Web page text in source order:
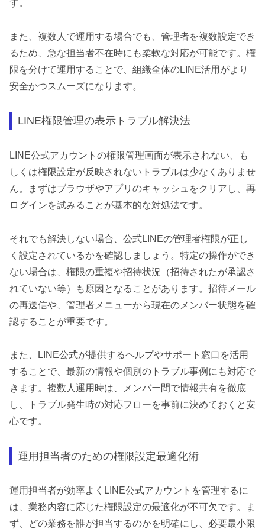
す。
また、複数人で運用する場合でも、管理者を複数設定でき
るため、急な担当者不在時にも柔軟な対応が可能です。権
限を分けて運用することで、組織全体のLINE活用がより
安全かつスムーズになります。
LINE権限管理の表示トラブル解決法
LINE公式アカウントの権限管理画面が表示されない、も
しくは権限設定が反映されないトラブルは少なくありませ
ん。まずはブラウザやアプリのキャッシュをクリアし、再
ログインを試みることが基本的な対処法です。
それでも解決しない場合、公式LINEの管理者権限が正し
く設定されているかを確認しましょう。特定の操作ができ
ない場合は、権限の重複や招待状況（招待されたが承認さ
れていない等）も原因となることがあります。招待メール
の再送信や、管理者メニューから現在のメンバー状態を確
認することが重要です。
また、LINE公式が提供するヘルプやサポート窓口を活用
することで、最新の情報や個別のトラブル事例にも対応で
きます。複数人運用時は、メンバー間で情報共有を徹底
し、トラブル発生時の対応フローを事前に決めておくと安
心です。
運用担当者のための権限設定最適化術
運用担当者が効率よくLINE公式アカウントを管理するに
は、業務内容に応じた権限設定の最適化が不可欠です。ま
ず、どの業務を誰が担当するのかを明確にし、必要最小限